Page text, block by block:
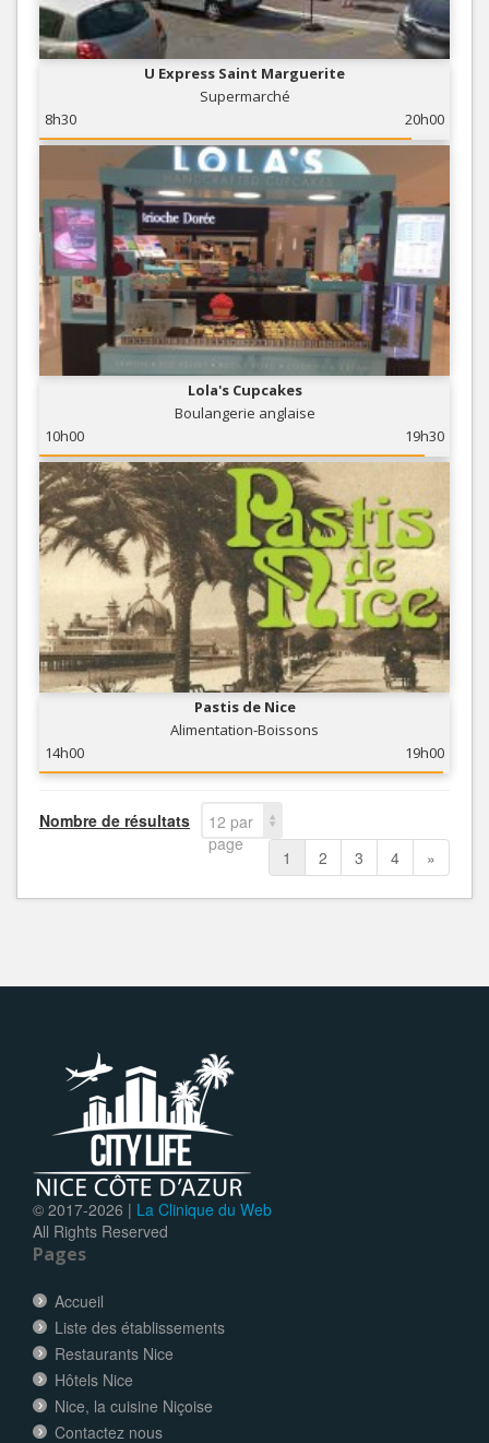
U Express Saint Marguerite
Supermarché
8h30
20h00
Lola's Cupcakes
Boulangerie anglaise
10h00
19h30
Pastis de Nice
Alimentation-Boissons
14h00
19h00
Nombre de résultats
12 par
page
1 2 3 4 »
© 2017-2026 | La Clinique du Web
All Rights Reserved
Pages
Accueil
Liste des établissements
Restaurants Nice
Hôtels Nice
Nice, la cuisine Niçoise
Contactez nous